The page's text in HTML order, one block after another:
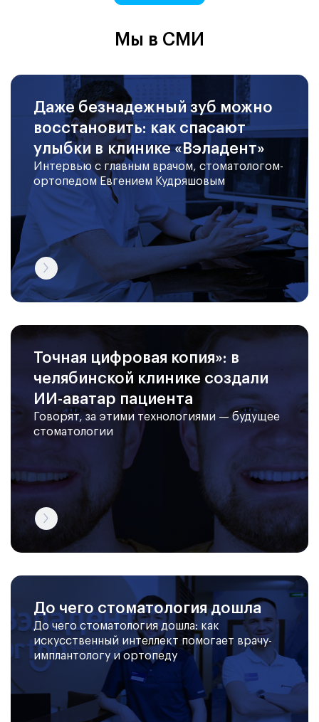
Мы в СМИ
Даже безнадежный зуб можно
восстановить: как спасают
улыбки в клинике «Вэладент»
Интервью с главным врачом, стоматологом-
ортопедом Евгением Кудряшовым
Точная цифровая копия»: в
челябинской клинике создали
ИИ-аватар пациента
Говорят, за этими технологиями — будущее
стоматологии
До чего стоматология дошла
До чего стоматология дошла: как
искусственный интеллект помогает врачу-
имплантологу и ортопеду